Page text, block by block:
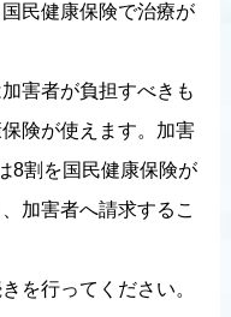
民健康保険で治療が
害者が負担すべきも
険が使えます。加害
8割を国民健康保険が
加害者へ請求するこ
を行ってください。